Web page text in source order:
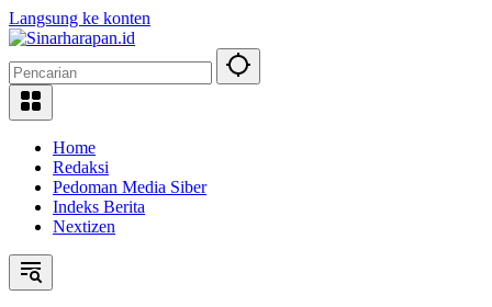
Langsung ke konten
Home
Redaksi
Pedoman Media Siber
Indeks Berita
Nextizen